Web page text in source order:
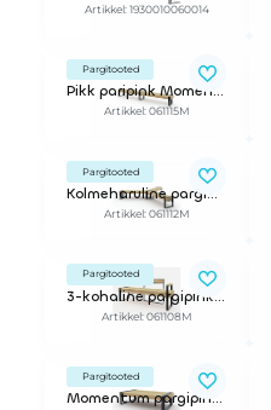
Artikkel: 1930010060014
Pargitooted
Pikk paripink Momentum
Artikkel: 061115M
Pargitooted
Kolmeharuline pargipink Momentum, 9-kohaline
Artikkel: 061112M
Pargitooted
3-kohaline pargipink Momentum, poolik seljatugi, 1 käetugi
Artikkel: 061108M
Pargitooted
Momentum pargipink, diivan